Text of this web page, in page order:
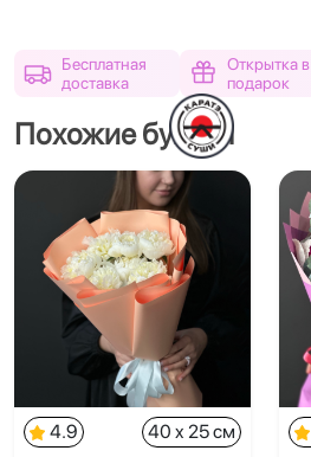
Бесплатная
доставка
Открытка в
подарок
Похожие букеты
4.9
40 x 25 см